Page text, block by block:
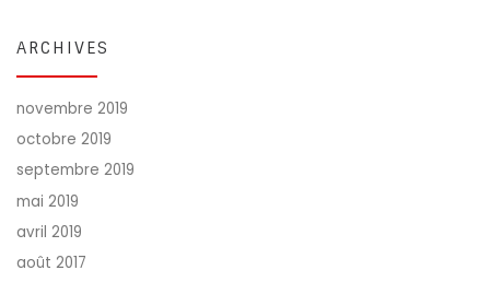
ARCHIVES
novembre 2019
octobre 2019
septembre 2019
mai 2019
avril 2019
août 2017